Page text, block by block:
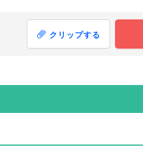
クリップする